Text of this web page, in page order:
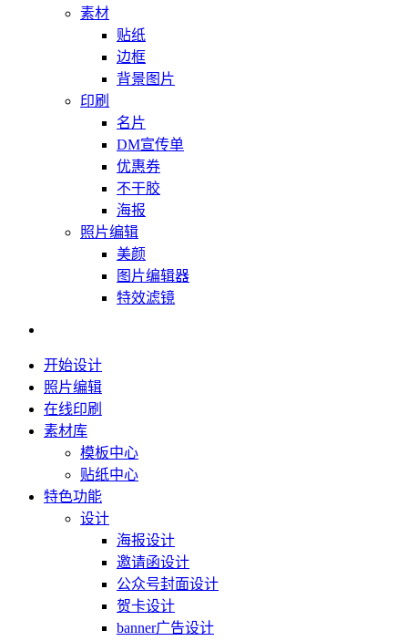
素材
贴纸
边框
背景图片
印刷
名片
DM宣传单
优惠券
不干胶
海报
照片编辑
美颜
图片编辑器
特效滤镜
开始设计
照片编辑
在线印刷
素材库
模板中心
贴纸中心
特色功能
设计
海报设计
邀请函设计
公众号封面设计
贺卡设计
banner广告设计